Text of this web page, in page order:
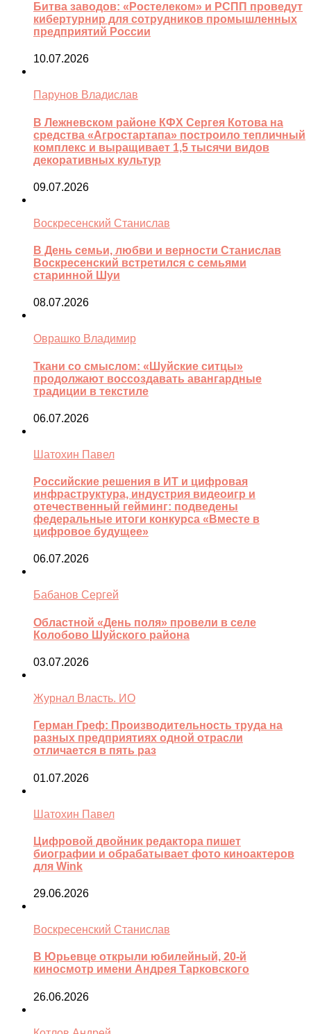
Битва заводов: «Ростелеком» и РСПП проведут
кибертурнир для сотрудников промышленных
предприятий России
10.07.2026
Парунов Владислав
В Лежневском районе КФХ Сергея Котова на
средства «Агростартапа» построило тепличный
комплекс и выращивает 1,5 тысячи видов
декоративных культур
09.07.2026
Воскресенский Станислав
В День семьи, любви и верности Станислав
Воскресенский встретился с семьями
старинной Шуи
08.07.2026
Оврашко Владимир
Ткани со смыслом: «Шуйские ситцы»
продолжают воссоздавать авангардные
традиции в текстиле
06.07.2026
Шатохин Павел
Российские решения в ИТ и цифровая
инфраструктура, индустрия видеоигр и
отечественный гейминг: подведены
федеральные итоги конкурса «Вместе в
цифровое будущее»
06.07.2026
Бабанов Сергей
Областной «День поля» провели в селе
Колобово Шуйского района
03.07.2026
Журнал Власть. ИО
Герман Греф: Производительность труда на
разных предприятиях одной отрасли
отличается в пять раз
01.07.2026
Шатохин Павел
Цифровой двойник редактора пишет
биографии и обрабатывает фото киноактеров
для Wink
29.06.2026
Воскресенский Станислав
В Юрьевце открыли юбилейный, 20-й
киносмотр имени Андрея Тарковского
26.06.2026